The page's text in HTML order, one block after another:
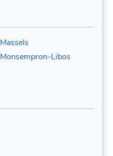
Massels
Monsempron-Libos